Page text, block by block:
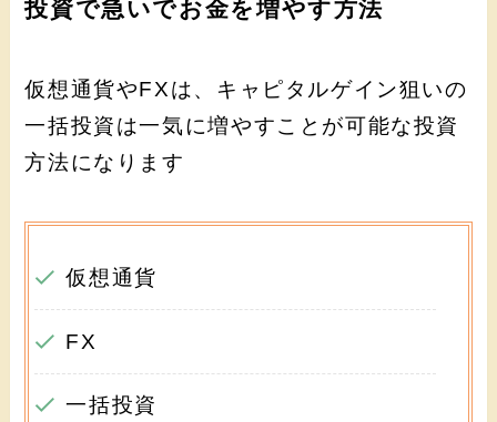
投資で急いでお金を増やす方法
仮想通貨やFXは、キャピタルゲイン狙いの
一括投資は一気に増やすことが可能な投資
方法になります
仮想通貨
FX
一括投資